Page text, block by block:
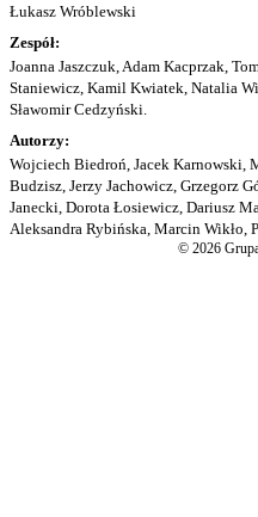
Łukasz Wróblewski
Zespół:
Joanna Jaszczuk, Adam Kacprzak,
Staniewicz, Kamil Kwiatek, Natalia
Sławomir Cedzyński.
Autorzy:
Wojciech Biedroń, Jacek Karnowski,
Budzisz, Jerzy Jachowicz, Grzegorz
Janecki, Dorota Łosiewicz, Dariusz
Aleksandra Rybińska, Marcin Wikło,
© 2026